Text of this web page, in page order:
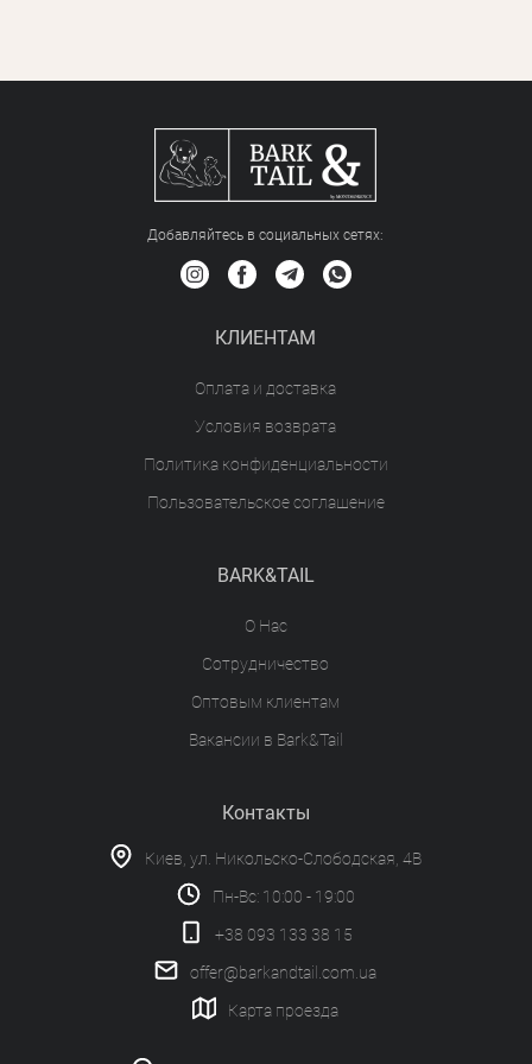
Добавляйтесь в социальных сетяx:
КЛИЕНТАМ
Оплата и доставка
Условия возврата
Политика конфиденциальности
Пользовательское соглашение
BARK&TAIL
О Нас
Сотрудничество
Оптовым клиентам
Вакансии в Bark&Tail
Контакты
Киев, ул. Никольско-Слободская, 4В
Пн-Вс: 10:00 - 19:00
+38 093 133 38 15
offer@barkandtail.com.ua
Карта проезда